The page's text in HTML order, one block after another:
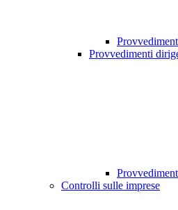
Provvedimenti
Controlli sulle imprese